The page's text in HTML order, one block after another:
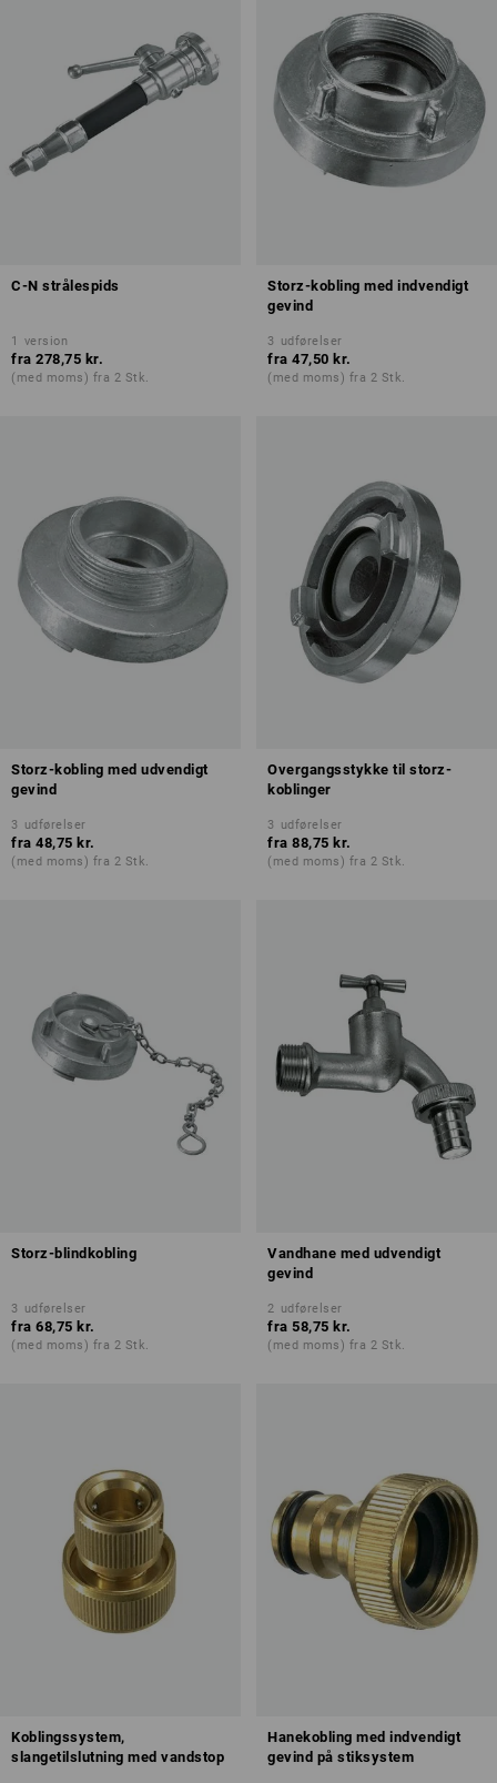
C-N strålespids
1 version
fra 278,75 kr.
(med moms) fra 2 Stk.
Storz-kobling med indvendigt
gevind
3 udførelser
fra 47,50 kr.
(med moms) fra 2 Stk.
Storz-kobling med udvendigt
gevind
3 udførelser
fra 48,75 kr.
(med moms) fra 2 Stk.
Overgangsstykke til storz-
koblinger
3 udførelser
fra 88,75 kr.
(med moms) fra 2 Stk.
Storz-blindkobling
3 udførelser
fra 68,75 kr.
(med moms) fra 2 Stk.
Vandhane med udvendigt
gevind
2 udførelser
fra 58,75 kr.
(med moms) fra 2 Stk.
Koblingssystem,
slangetilslutning med vandstop
Hanekobling med indvendigt
gevind på stiksystem